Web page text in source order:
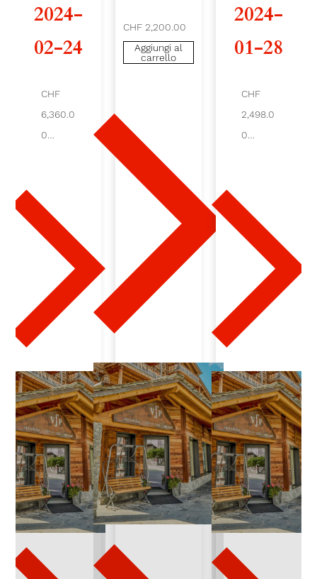
2
0
4
-
0
3
-
3
0
2024-
02-24
CHF
6,360.0
0
CHF 2,200.00
Aggiungi al
carrello
2024-
01-28
CHF
2,498.0
0